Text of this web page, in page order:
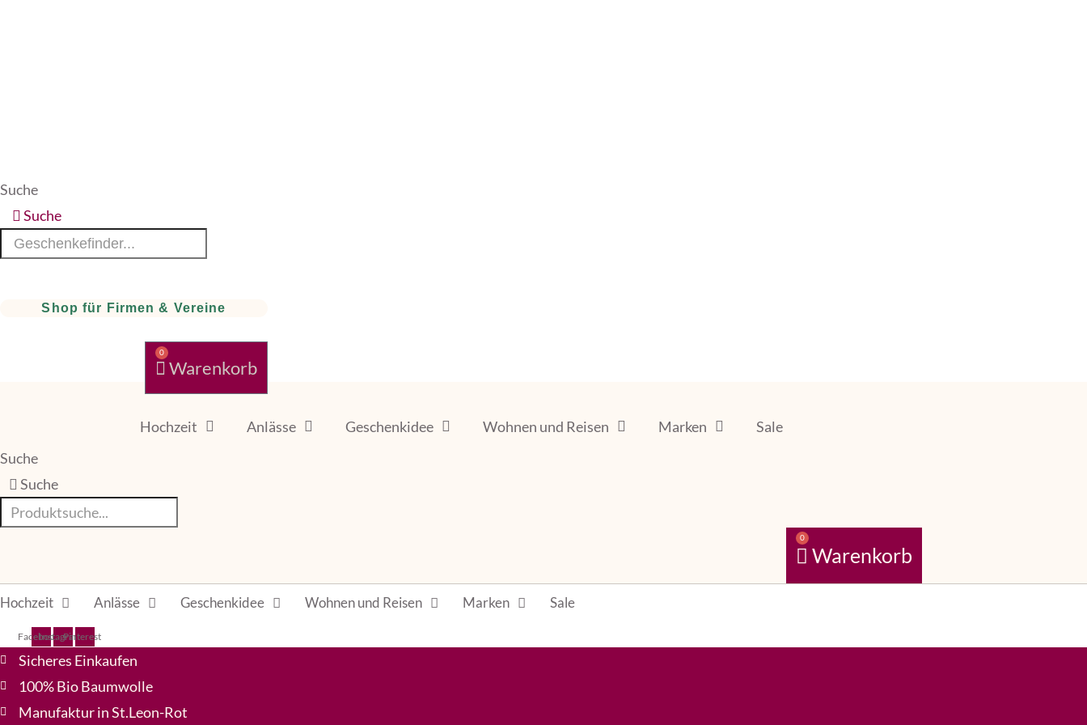
Suche
Suche
Shop für Firmen & Vereine
0
Warenkorb
Hochzeit Anlässe Geschenkidee Wohnen und Reisen Marken
Sale
Suche
Suche
0
Warenkorb
Hochzeit Anlässe Geschenkidee Wohnen und Reisen Marken Sale
FacebookInstagramPinterest
Sicheres Einkaufen
100% Bio Baumwolle
Manufaktur in St.Leon-Rot